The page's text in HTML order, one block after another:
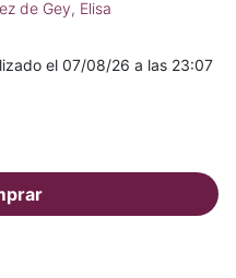
de Gey, Elisa
el 07/08/26 a las 23:07